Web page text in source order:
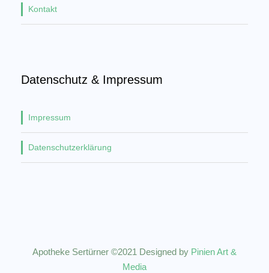
Kontakt
Datenschutz & Impressum
Impressum
Datenschutzerklärung
Apotheke Sertürner ©2021 Designed by Pinien Art &
Media